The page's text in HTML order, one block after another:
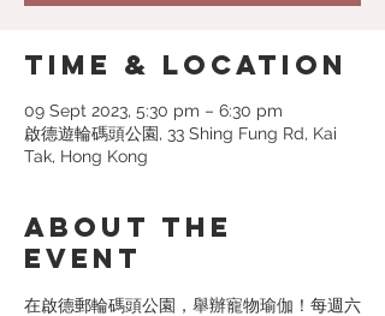
Time & Location
09 Sept 2023, 5:30 pm – 6:30 pm
啟德遊輪碼頭公園, 33 Shing Fung Rd, Kai
Tak, Hong Kong
About the
event
在啟德郵輪碼頭公園，舉辦寵物瑜伽！每週六